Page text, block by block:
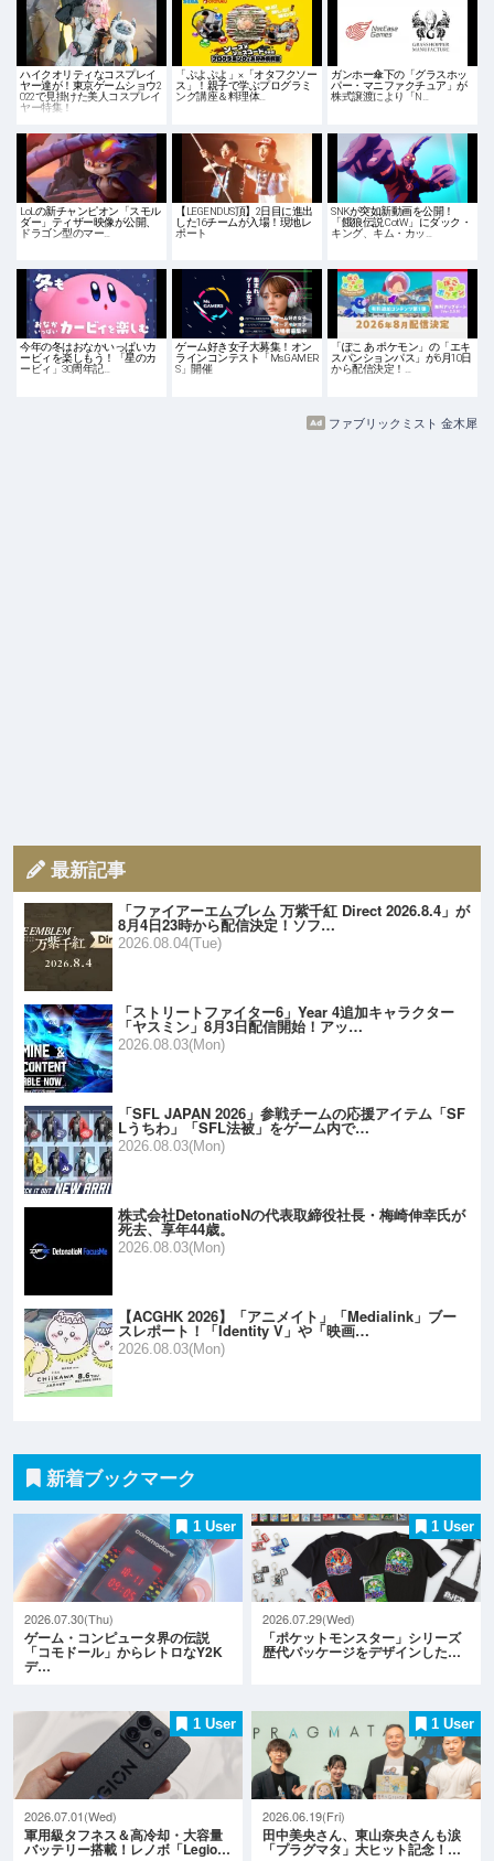
ハイクオリティなコスプレイ
ヤー達が！東京ゲームショウ2
022で見掛けた美人コスプレイ
ヤー特集！
「ぷよぷよ」×「オタフクソー
ス」！親子で学ぶプログラミ
ング講座＆料理体…
ガンホー傘下の「グラスホッ
パー・マニファクチュア」が
株式譲渡により「N…
LoLの新チャンピオン「スモル
ダー」ティザー映像が公開、
ドラゴン型のマー…
【LEGENDUS頂】2日目に進出
した16チームが入場！現地レ
ポート
SNKが突如新動画を公開！
「餓狼伝説 CotW」にダック・
キング、キム・カッ…
今年の冬はおなかいっぱいカ
ービィを楽しもう！「星のカ
ービィ」30周年記…
ゲーム好き女子大募集！オン
ラインコンテスト「Ms.GAMER
S」開催
「ぽこ あ ポケモン」の「エキ
スパンションパス」が6月10日
から配信決定！…
ファブリックミスト 金木犀
最新記事
「ファイアーエムブレム 万紫千紅 Direct 2026.8.4」が
8月4日23時から配信決定！ソフ…
2026.08.04(Tue)
「ストリートファイター6」Year 4追加キャラクター
「ヤスミン」8月3日配信開始！アッ…
2026.08.03(Mon)
「SFL JAPAN 2026」参戦チームの応援アイテム「SF
Lうちわ」「SFL法被」をゲーム内で…
2026.08.03(Mon)
株式会社DetonatioNの代表取締役社長・梅崎伸幸氏が
死去、享年44歳。
2026.08.03(Mon)
【ACGHK 2026】「アニメイト」「Medialink」ブー
スレポート！「Identity V」や「映画…
2026.08.03(Mon)
新着ブックマーク
1 User
2026.07.30(Thu)
ゲーム・コンピュータ界の伝説
「コモドール」からレトロなY2K
デ…
1 User
2026.07.29(Wed)
「ポケットモンスター」シリーズ
歴代パッケージをデザインした…
1 User
2026.07.01(Wed)
軍用級タフネス＆高冷却・大容量
バッテリー搭載！レノボ「Legio…
1 User
2026.06.19(Fri)
田中美央さん、東山奈央さんも涙
「プラグマタ」大ヒット記念！…